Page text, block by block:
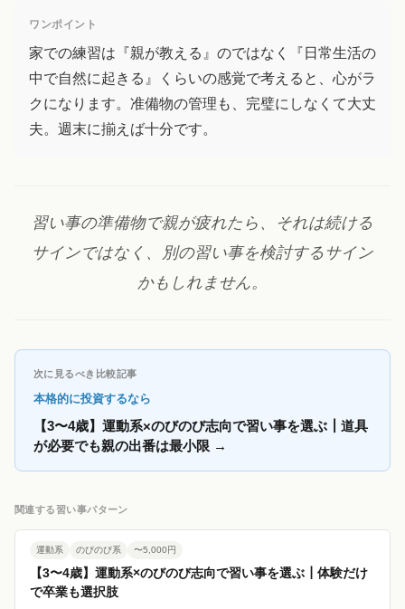
ワンポイント
家での練習は『親が教える』のではなく『日常生活の
中で自然に起きる』くらいの感覚で考えると、心がラ
クになります。准備物の管理も、完璧にしなくて大丈
夫。週末に揃えば十分です。
習い事の準備物で親が疲れたら、それは続ける
サインではなく、別の習い事を検討するサイン
かもしれません。
次に見るべき比較記事
本格的に投資するなら
【3〜4歳】運動系×のびのび志向で習い事を選ぶ┃道具
が必要でも親の出番は最小限 →
関連する習い事パターン
運動系 のびのび系 〜5,000円
【3〜4歳】運動系×のびのび志向で習い事を選ぶ┃体験だけ
で卒業も選択肢